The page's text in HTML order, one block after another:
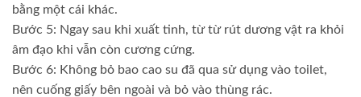
bằng một cái khác.
Bước 5: Ngay sau khi xuất tinh, từ từ rút dương vật ra khỏi
âm đạo khi vẫn còn cương cứng.
Bước 6: Không bỏ bao cao su đã qua sử dụng vào toilet,
nên cuống giấy bên ngoài và bỏ vào thùng rác.